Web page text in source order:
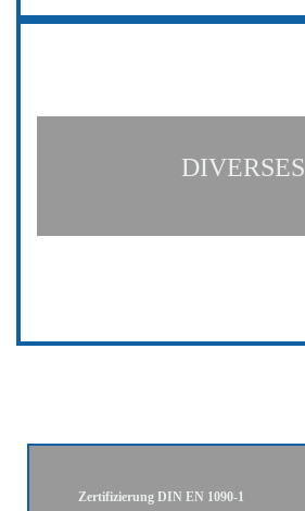
DIVERSES
Zertifizierung DIN EN 1090-1